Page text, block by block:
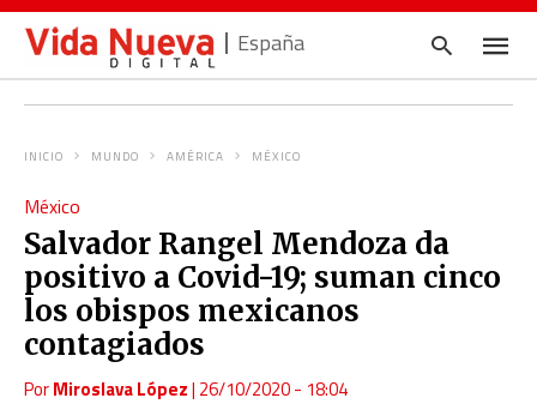
España
pulsa
en
INICIO MUNDO AMÉRICA MÉXICO
México
Salvador Rangel Mendoza da
positivo a Covid-19; suman cinco
los obispos mexicanos
contagiados
PorMiroslava López| 26/10/2020 - 18:04